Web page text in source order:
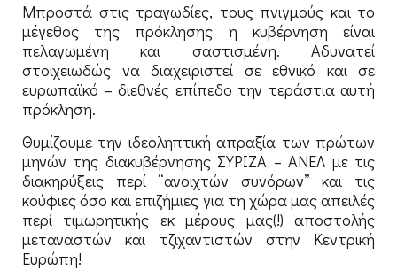
Μπροστά στις τραγωδίες, τους πνιγμούς και το
μέγεθος της πρόκλησης η κυβέρνηση είναι
πελαγωμένη και σαστισμένη. Αδυνατεί
στοιχειωδώς να διαχειριστεί σε εθνικό και σε
ευρωπαϊκό – διεθνές επίπεδο την τεράστια αυτή
πρόκληση.
Θυμίζουμε την ιδεοληπτική απραξία των πρώτων
μηνών της διακυβέρνησης ΣΥΡΙΖΑ – ΑΝΕΛ με τις
διακηρύξεις περί “ανοιχτών συνόρων” και τις
κούφιες όσο και επιζήμιες για τη χώρα μας απειλές
περί τιμωρητικής εκ μέρους μας(!) αποστολής
μεταναστών και τζιχαντιστών στην Κεντρική
Ευρώπη!